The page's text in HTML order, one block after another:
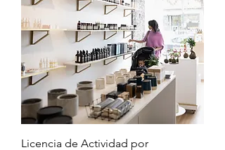
Licencia de Actividad por